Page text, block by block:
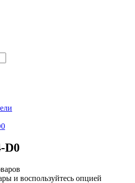
D0
и воспользуйтесь опцией